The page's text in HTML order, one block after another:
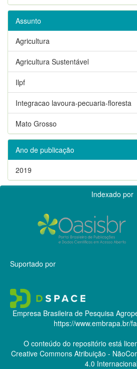
Assunto
Agricultura
Agricultura Sustentável
Ilpf
Integracao lavoura-pecuaria-floresta
Mato Grosso
Ano de publicação
2019
Indexado por
Suportado por
Empresa Brasileira de Pesquisa
https://www.embrapa.br/
O conteúdo do repositório está
Creative CommonsAtribuição -
4.0